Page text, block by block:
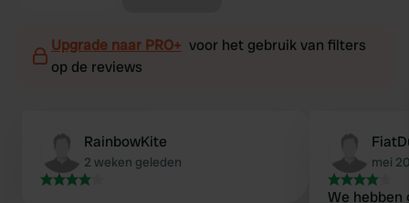
Upgrade naar PRO+ voor het gebruik van filters
op de reviews
RainbowKite
2 weken geleden mei
We hebben